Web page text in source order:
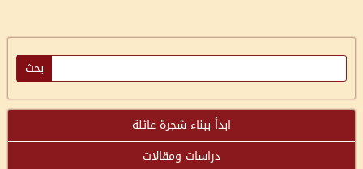
ابدأ ببناء شجرة عائلة
دراسات ومقالات